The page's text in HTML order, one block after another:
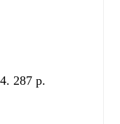
287 p.